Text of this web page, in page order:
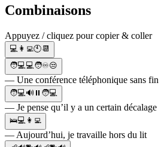
Combinaisons
Appuyez / cliquez pour copier & coller
💻👩‍💻🕙📆
🧑💻💻🧑♾️😒
— Une conférence téléphonique sans fin
🧑💻🔊⏸🧑💻
— Je pense qu’il y a un certain décalage
🛌💻👩‍💻
— Aujourd’hui, je travaille hors du lit